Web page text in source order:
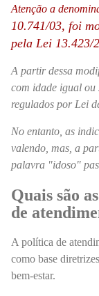
Atenção a
10.741/03, foi
pela Lei 13.423/
A partir dessa
com idade igual ou
regulados por Lei
No entanto, as
valendo, mas, a
palavra "idoso"
Quais são
de
A política de
como base
bem-estar.